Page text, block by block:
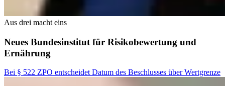
Aus drei macht eins
Neues Bundesinstitut für Risikobewertung und
Ernährung
Bei § 522 ZPO entscheidet Datum des Beschlusses über Wertgrenze